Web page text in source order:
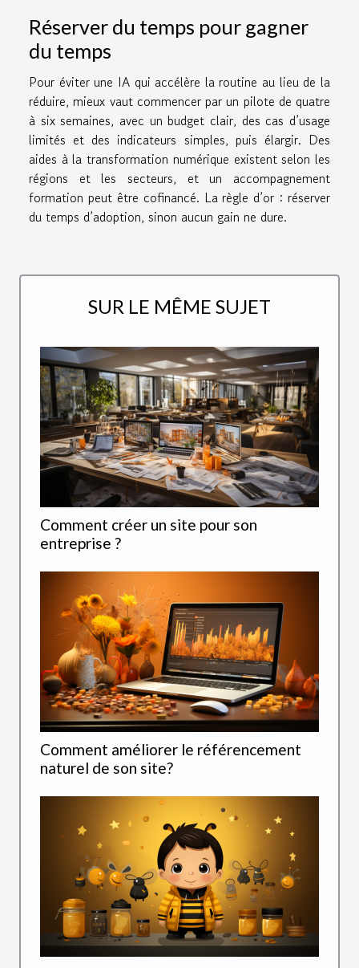
Réserver du temps pour gagner
du temps
Pour éviter une IA qui accélère la routine au lieu de la
réduire, mieux vaut commencer par un pilote de quatre
à six semaines, avec un budget clair, des cas d’usage
limités et des indicateurs simples, puis élargir. Des
aides à la transformation numérique existent selon les
régions et les secteurs, et un accompagnement
formation peut être cofinancé. La règle d’or : réserver
du temps d’adoption, sinon aucun gain ne dure.
SUR LE MÊME SUJET
Comment créer un site pour son
entreprise ?
Comment améliorer le référencement
naturel de son site?